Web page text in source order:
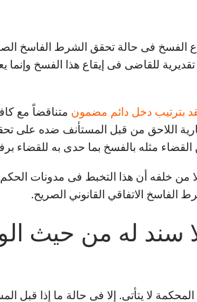
الفسخ فى حالة تحقق الشرط الفاسخ
للقاضى فى إيقاع هذا الفسخ وإنما
بترتيب دخل دائم مضمون متناقضاً مع
اللاحق من قبل المستأنف ضده على
مثله بالفسخ بما حدى به للقضاء
من خلفه أن هذا التخبط فى مدونات
الفاسخ الاتفاقي القانوني الصريح.
سند له من حيث
لا يتأتى. إلا فى حالة ما إذا قبل